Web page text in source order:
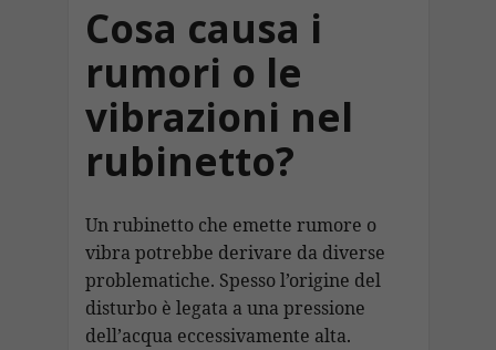
Cosa causa i
rumori o le
vibrazioni nel
rubinetto?
Un rubinetto che emette rumore o
vibra potrebbe derivare da diverse
problematiche. Spesso l’origine del
disturbo è legata a una pressione
dell’acqua eccessivamente alta.